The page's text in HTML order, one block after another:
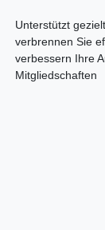
Unterstützt
verbrennen Sie
verbessern Ihre
Mitgliedschaften